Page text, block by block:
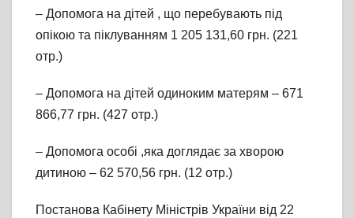
– Допомога на дітей , що перебувають під
опікою та піклуванням 1 205 131,60 грн. (221
отр.)
– Допомога на дітей одиноким матерям – 671
866,77 грн. (427 отр.)
– Допомога особі ,яка доглядає за хворою
дитиною – 62 570,56 грн. (12 отр.)
Постанова Кабінету Міністрів України від 22